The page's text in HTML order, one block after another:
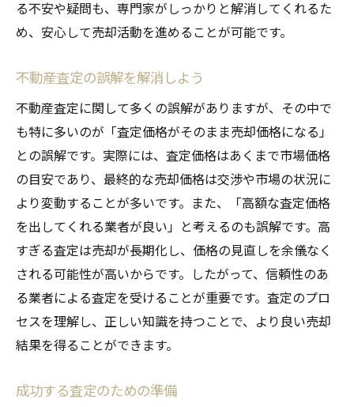
る不安や疑問も、専門家がしっかりと解消してくれるた
め、安心して売却活動を進めることが可能です。
不動産査定の誤解を解消しよう
不動産査定に関して多くの誤解がありますが、その中で
も特に多いのが「査定価格がそのまま売却価格になる」
との誤解です。実際には、査定価格はあくまで市場価格
の目安であり、最終的な売却価格は交渉や市場の状況に
より変動することが多いです。また、「高額な査定価格
を出してくれる業者が良い」と考えるのも誤解です。高
すぎる査定は売却が長期化し、価格の見直しを余儀なく
される可能性が高いからです。したがって、信頼性のあ
る業者による査定を受けることが重要です。査定のプロ
セスを理解し、正しい知識を持つことで、より良い売却
結果を得ることができます。
成功する査定のための準備